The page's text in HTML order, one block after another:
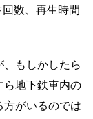
回数、再生時間
もしかしたら
ら地下鉄車内の
がいるのでは